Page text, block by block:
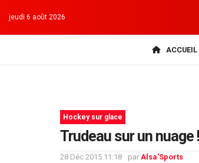
jeudi 6 août 2026
ACCUEIL
Hockey sur glace
Trudeau sur un nuage !
28 Déc 2015 11:18 par Alsa'Sports